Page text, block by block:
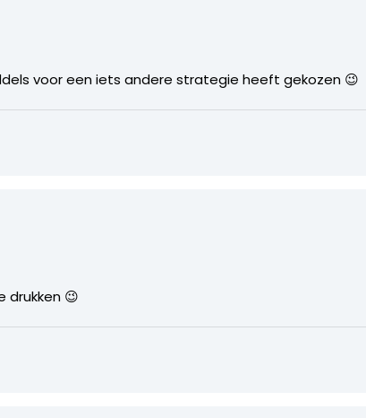
voor een iets andere strategie heeft gekozen 😉
drukken 😉